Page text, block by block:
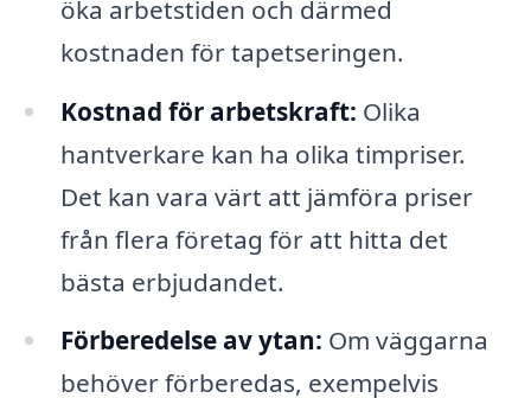
öka arbetstiden och därmed
kostnaden för tapetseringen.
Kostnad för arbetskraft: Olika
hantverkare kan ha olika timpriser.
Det kan vara värt att jämföra priser
från flera företag för att hitta det
bästa erbjudandet.
Förberedelse av ytan: Om väggarna
behöver förberedas, exempelvis